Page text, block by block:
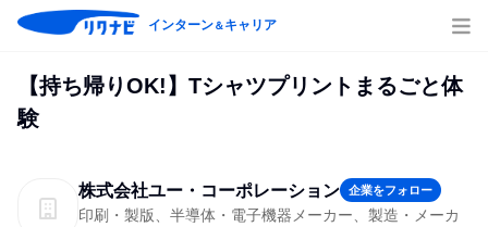
インターン＆キャリア
【持ち帰りOK!】Tシャツプリントまるごと体
験
株式会社ユー・コーポレーション 企業をフォロー
印刷・製版、半導体・電子機器メーカー、製造・メーカ